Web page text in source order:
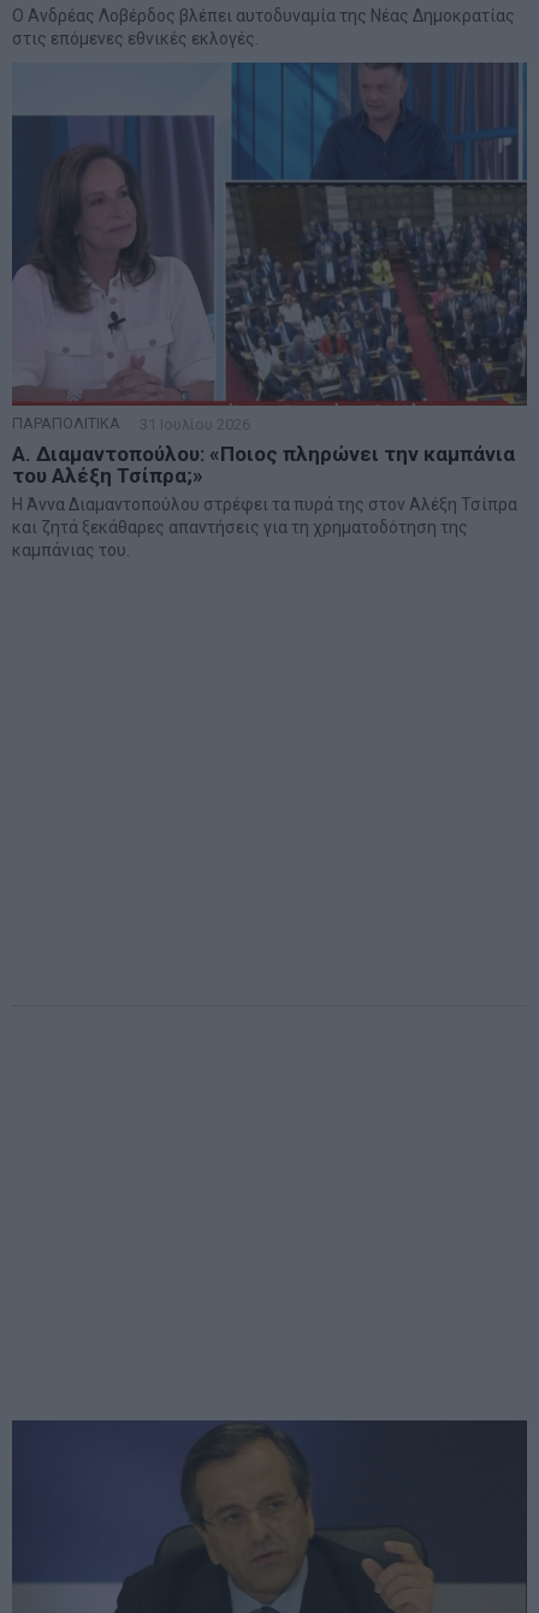
Ο Ανδρέας Λοβέρδος βλέπει αυτοδυναμία της Νέας Δημοκρατίας
στις επόμενες εθνικές εκλογές.
ΠΑΡΑΠΟΛΙΤΙΚΑ 31 Ιουλίου 2026
Α. Διαμαντοπούλου: «Ποιος πληρώνει την καμπάνια
του Αλέξη Τσίπρα;»
Η Άννα Διαμαντοπούλου στρέφει τα πυρά της στον Αλέξη Τσίπρα
και ζητά ξεκάθαρες απαντήσεις για τη χρηματοδότηση της
καμπάνιας του.